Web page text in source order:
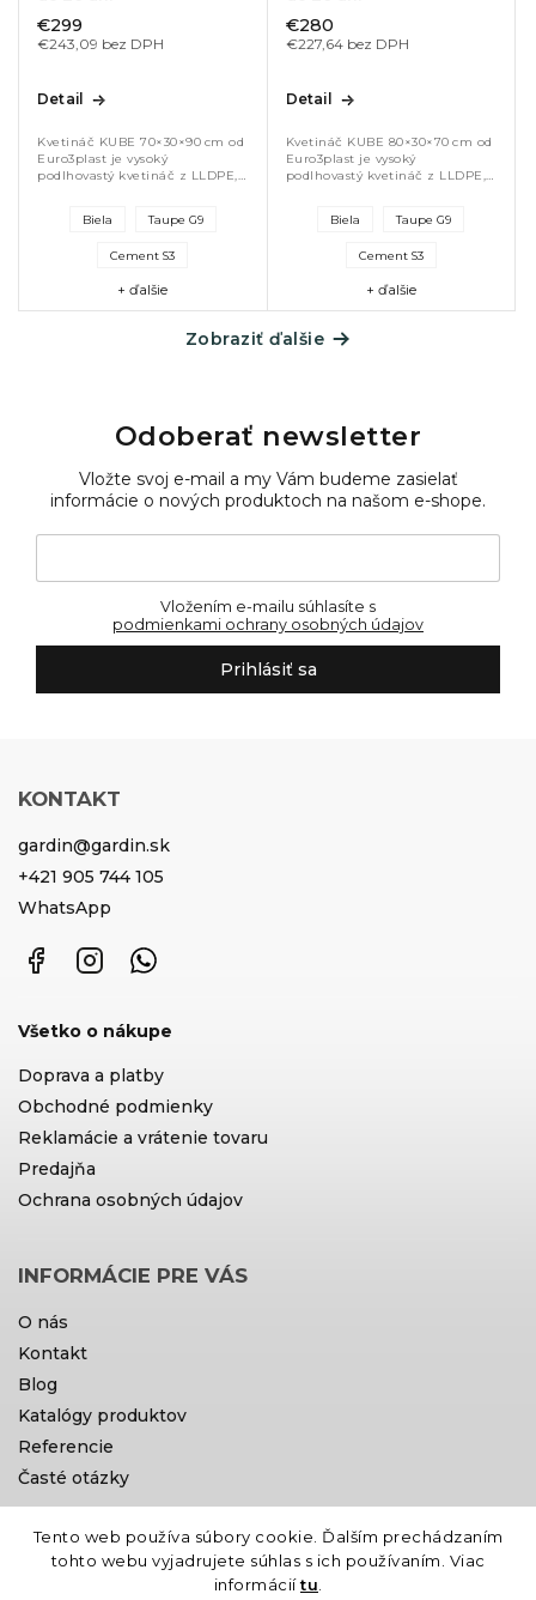
Tento web používa súbory cookie. Ďalším prechádzaním
tohto webu vyjadrujete súhlas s ich používaním. Viac
informáciítu
€243,09 bez DPH
€299
Detail
Kvetináč KUBE 70×30×90 cm od
Euro3plast je vysoký
podlhovastý kvetináč z LLDPE,
UV žiareniu, stabilný aj pri
Biela Taupe G9
Cement S3
+ ďalšie
€227,64 bez DPH
€280
Detail
Kvetináč KUBE 80×30×70 cm od
Euro3plast je vysoký
podlhovastý kvetináč z LLDPE,
UV žiareniu, stabilný aj pri
Biela Taupe G9
Cement S3
+ ďalšie
Zobraziť ďalšie
Odoberať newsletter
Vložte svoj e-mail a my Vám budeme zasielať
informácie o nových produktoch na našom e-shope.
podmienkami ochrany osobných údajov
Prihlásiť sa
KONTAKT
gardin@gardin.sk
+421 905 744 105
WhatsApp
FacebookInstagram
Všetko o nákupe
Doprava a platby
Obchodné podmienky
Reklamácie a vrátenie tovaru
Predajňa
Ochrana osobných údajov
INFORMÁCIE PRE VÁS
O nás
Kontakt
Blog
Katalógy produktov
Referencie
Časté otázky
Doprava a platby